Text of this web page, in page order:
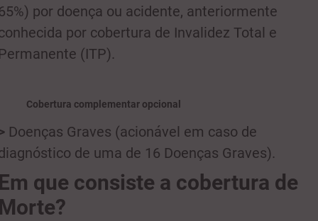
por doença ou acidente, anteriormente
por cobertura de Invalidez Total e
(ITP).
Cobertura complementar opcional
Doenças Graves (acionável em caso de
de uma de 16 Doenças Graves).
que consiste a cobertura de